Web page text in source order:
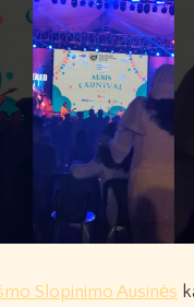
Slopinimo Ausinės